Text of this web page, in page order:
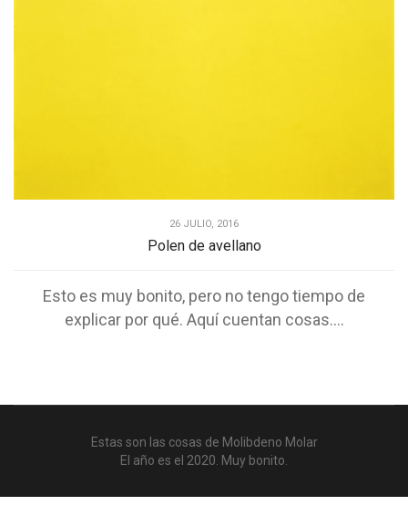
26 JULIO, 2016
Polen de avellano
Esto es muy bonito, pero no tengo tiempo de
explicar por qué. Aquí cuentan cosas....
Estas son las cosas de Molibdeno Molar
El año es el 2020. Muy bonito.